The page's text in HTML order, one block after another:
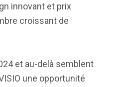
innovant et prix
croissant de
et au-delà semblent
une opportunité